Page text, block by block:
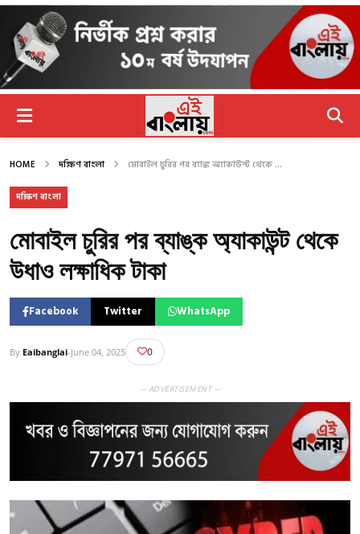
HOME দক্ষিণ বাংলা মোবাইল চুরির পর ব্যাঙ্ক অ্যাকাউন্ট থেকে ...
দক্ষিণ বাংলা
মোবাইল চুরির পর ব্যাঙ্ক অ্যাকাউন্ট থেকে
উধাও লক্ষাধিক টাকা
Facebook Twitter WhatsApp
By Eaibanglai-June 04, 2025 0
— ADVERTISEMENT —